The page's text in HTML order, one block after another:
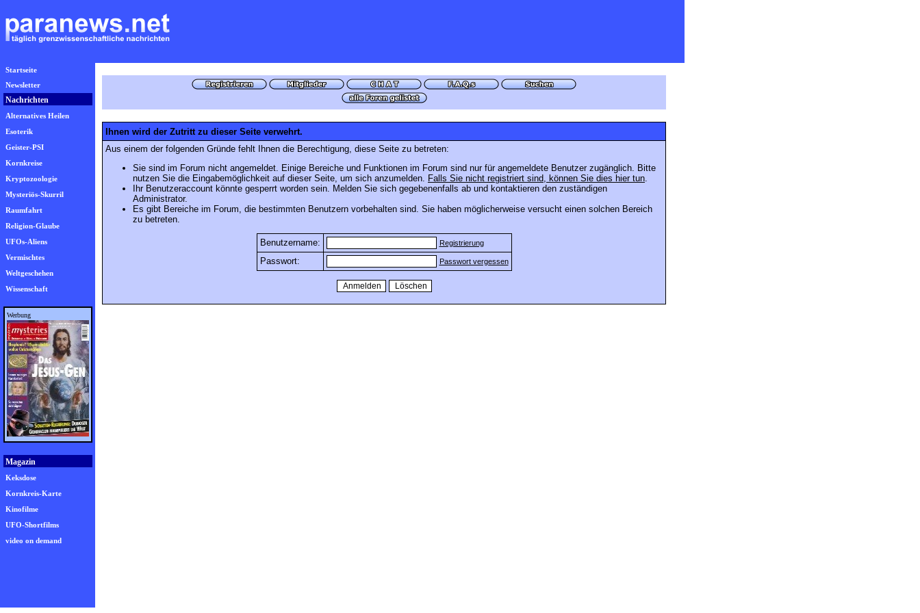
Startseite
Newsletter
Nachrichten
Alternatives Heilen
Esoterik
Geister-PSI
Kornkreise
Kryptozoologie
Mysteriös-Skurril
Raumfahrt
Religion-Glaube
UFOs-Aliens
Vermischtes
Weltgeschehen
Wissenschaft
Werbung
Magazin
Keksdose
Kornkreis-Karte
Kinofilme
UFO-Shortfilms
video on demand
Ihnen wird der Zutritt zu dieser Seite verwehrt.
Aus einem der folgenden Gründe fehlt Ihnen die Berechtigung, diese Seite zu betreten:
Sie sind im Forum nicht angemeldet. Einige Bereiche und Funktionen im Forum sind nur für angemeldete Benutzer zugänglich. Bitte
nutzen Sie die Eingabemöglichkeit auf dieser Seite, um sich anzumelden. Falls Sie nicht registriert sind, können Sie dies hier tun.
Ihr Benutzeraccount könnte gesperrt worden sein. Melden Sie sich gegebenenfalls ab und kontaktieren den zuständigen
Administrator.
Es gibt Bereiche im Forum, die bestimmten Benutzern vorbehalten sind. Sie haben möglicherweise versucht einen solchen Bereich
zu betreten.
Benutzername: Registrierung
Passwort: Passwort vergessen